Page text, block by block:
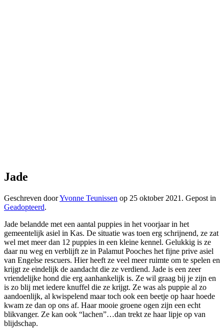
Jade
Geschreven doorYvonne Teunissen op 25 oktober 2021 . Gepost in
Geadopteerd.
Jade belandde met een aantal puppies in het voorjaar in het
gemeentelijk asiel in Kas. De situatie was toen erg schrijnend, ze zat
wel met meer dan 12 puppies in een kleine kennel. Gelukkig is ze
daar nu weg en verblijft ze in Palamut Pooches het fijne prive asiel
van Engelse rescuers. Hier heeft ze veel meer ruimte om te spelen en
krijgt ze eindelijk de aandacht die ze verdiend. Jade is een zeer
vriendelijke hond die erg aanhankelijk is. Ze wil graag bij je zijn en
is zo blij met iedere knuffel die ze krijgt. Ze was als puppie al zo
aandoenlijk, al kwispelend maar toch ook een beetje op haar hoede
kwam ze dan op ons af. Haar mooie groene ogen zijn een echt
blikvanger. Ze kan ook “lachen”…dan trekt ze haar lipje op van
blijdschap.